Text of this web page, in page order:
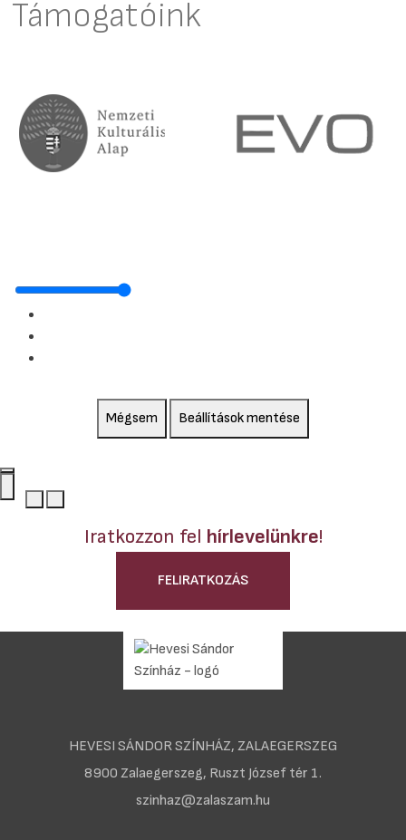
Támogatóink
Mégsem Beállítások mentése
Iratkozzon fel hírlevelünkre!
FELIRATKOZÁS
HEVESI SÁNDOR SZÍNHÁZ, ZALAEGERSZEG
8900 Zalaegerszeg, Ruszt József tér 1.
szinhaz@zalaszam.hu